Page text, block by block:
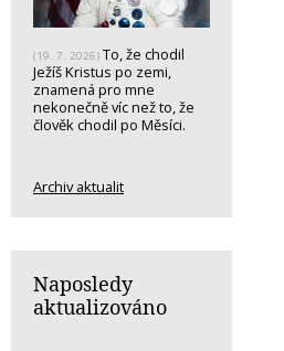
(19. 7. 2026) To, že chodil
Ježíš Kristus po zemi,
znamená pro mne
nekonečně víc než to, že
člověk chodil po Měsíci.
Archiv aktualit
Naposledy
aktualizováno